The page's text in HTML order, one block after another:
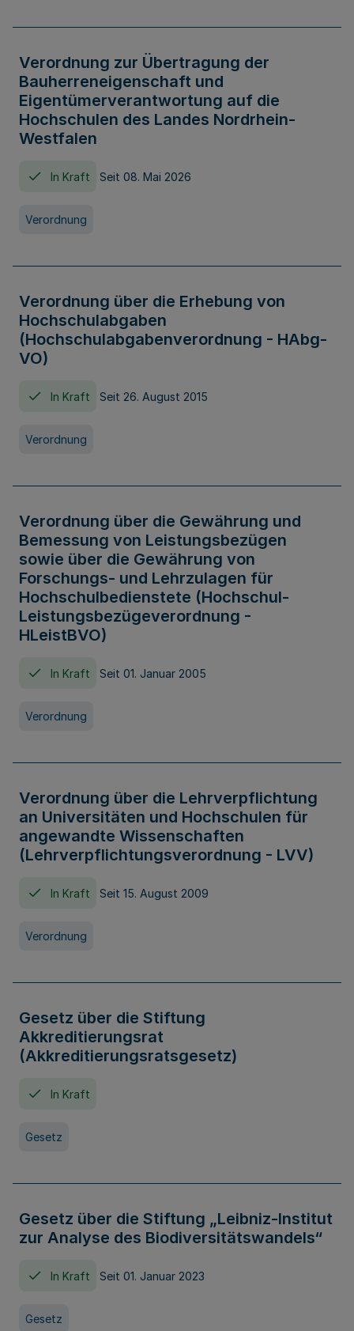
Verordnung zur Übertragung der
Bauherreneigenschaft und
Eigentümerverantwortung auf die
Hochschulen des Landes Nordrhein-
Westfalen
In Kraft Seit 08. Mai 2026
Verordnung
Verordnung über die Erhebung von
Hochschulabgaben
(Hochschulabgabenverordnung - HAbg-
VO)
In Kraft Seit 26. August 2015
Verordnung
Verordnung über die Gewährung und
Bemessung von Leistungsbezügen
sowie über die Gewährung von
Forschungs- und Lehrzulagen für
Hochschulbedienstete (Hochschul-
Leistungsbezügeverordnung -
HLeistBVO)
In Kraft Seit 01. Januar 2005
Verordnung
Verordnung über die Lehrverpflichtung
an Universitäten und Hochschulen für
angewandte Wissenschaften
(Lehrverpflichtungsverordnung - LVV)
In Kraft Seit 15. August 2009
Verordnung
Gesetz über die Stiftung
Akkreditierungsrat
(Akkreditierungsratsgesetz)
In Kraft
Gesetz
Gesetz über die Stiftung „Leibniz-Institut
zur Analyse des Biodiversitätswandels“
In Kraft Seit 01. Januar 2023
Gesetz